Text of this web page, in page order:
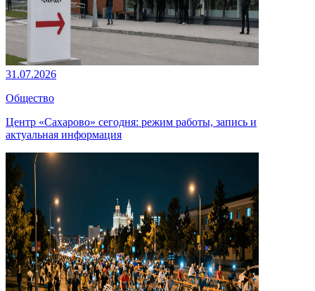
31.07.2026
Общество
Центр «Сахарово» сегодня: режим работы, запись и
актуальная информация